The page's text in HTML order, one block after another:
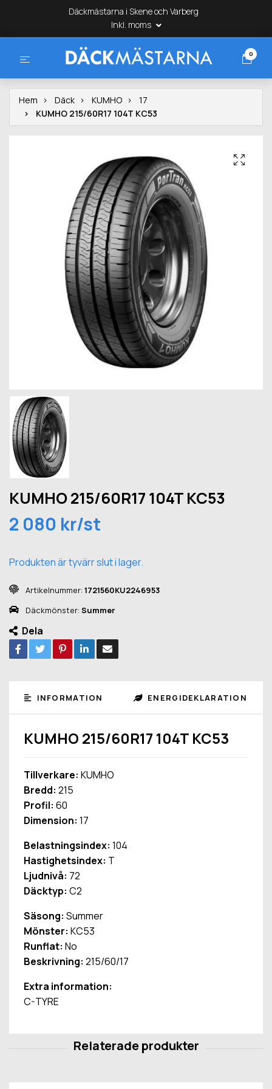
Däckmästarna i Skene och Varberg
Inkl. moms
0
Hem Däck KUMHO
17
KUMHO 215/60R17 104T KC53
KUMHO 215/60R17 104T KC53
2 080 kr/st
Produkten är tyvärr slut i lager.
Artikelnummer: 1721560KU2246953
Däckmönster: Summer
Dela
INFORMATION ENERGIDEKLARATION
KUMHO 215/60R17 104T KC53
Tillverkare: KUMHO
Bredd: 215
Profil: 60
Dimension: 17
Belastningsindex: 104
Hastighetsindex: T
Ljudnivå: 72
Däcktyp: C2
Säsong: Summer
Mönster: KC53
Runflat: No
Beskrivning: 215/60/17
Extra information:
C-TYRE